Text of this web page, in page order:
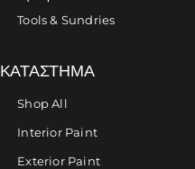
Tools & Sundries
ΚΑΤΆΣΤΗΜΑ
Shop All
Interior Paint
Exterior Paint